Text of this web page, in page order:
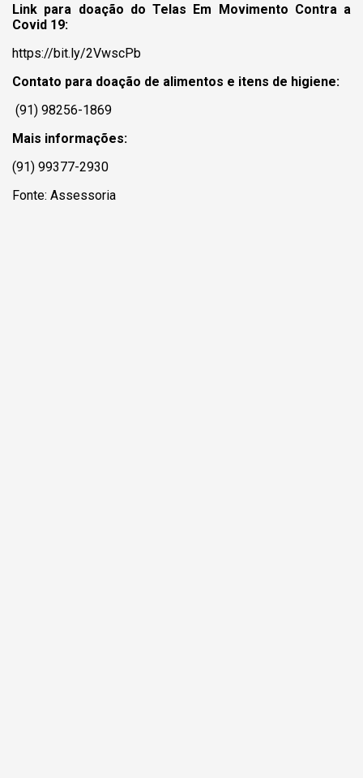
Link para doação do Telas Em Movimento Contra a
Covid 19:
https://bit.ly/2VwscPb
Contato para doação de alimentos e itens de higiene:
(91) 98256-1869
Mais informações:
(91) 99377-2930
Fonte: Assessoria